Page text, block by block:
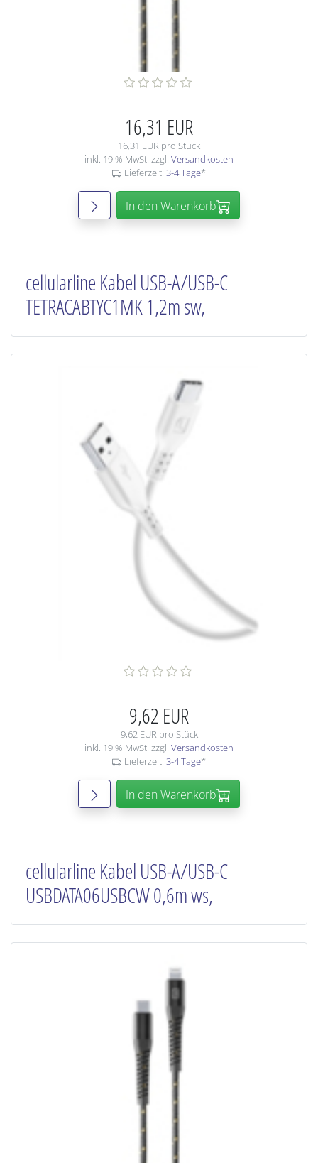
16,31 EUR
16,31 EUR pro Stück
inkl. 19 % MwSt. zzgl. Versandkosten
Lieferzeit: 3-4 Tage*
In den Warenkorb
cellularline Kabel USB-A/USB-C
TETRACABTYC1MK 1,2m sw,
9,62 EUR
9,62 EUR pro Stück
inkl. 19 % MwSt. zzgl. Versandkosten
Lieferzeit: 3-4 Tage*
In den Warenkorb
cellularline Kabel USB-A/USB-C
USBDATA06USBCW 0,6m ws,